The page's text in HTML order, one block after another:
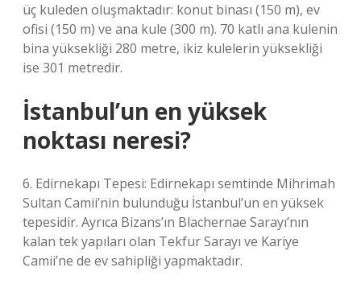
üç kuleden oluşmaktadır: konut binası (150 m), ev
ofisi (150 m) ve ana kule (300 m). 70 katlı ana kulenin
bina yüksekliği 280 metre, ikiz kulelerin yüksekliği
ise 301 metredir.
İstanbul’un en yüksek
noktası neresi?
6. Edirnekapı Tepesi: Edirnekapı semtinde Mihrimah
Sultan Camii’nin bulunduğu İstanbul’un en yüksek
tepesidir. Ayrıca Bizans’ın Blachernae Sarayı’nın
kalan tek yapıları olan Tekfur Sarayı ve Kariye
Camii’ne de ev sahipliği yapmaktadır.